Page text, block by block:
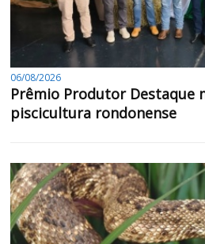
06/08/2026
Prêmio Produtor Destaque
piscicultura rondonense